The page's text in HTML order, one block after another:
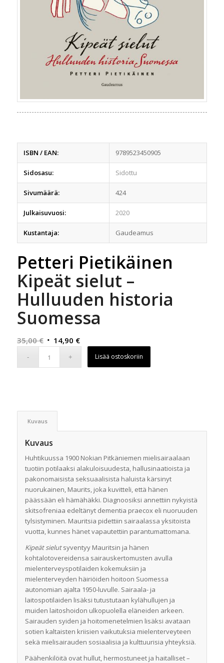
ISBN / EAN: 9789523450905
Sidosasu: Sidottu
Sivumäärä: 424
Julkaisuvuosi: 2020
Kustantaja: Gaudeamus
Petteri Pietikäinen
Kipeät sielut –
Hulluuden historia
Suomessa
35,00€ Alkuperäinen
14,90 €Nykyinen
Lisää ostoskoriin
Kuvaus
Kuvaus
Huhtikuussa 1900 Nokian Pitkäniemen mielisairaalaan
tuotiin potilaaksi alakuloisuudesta, hallusinaatioista ja
pakonomaisista seksuaalisista haluista kärsinyt
nuorukainen, Maurits, joka kuvitteli, että hänen
päässään eli hämähäkki. Diagnoosiksi annettiin nykyistä
skitsofreniaa edeltänyt dementia praecox eli nuoruuden
tylsistyminen. Mauritsia pidettiin sairaalassa yksitoista
vuotta, kunnes hänet vapautettiin parantumattomana.
Kipeät sielutsyventyy Mauritsin ja hänen
kohtalotovereidensa sairauskertomusten avulla
mielenterveyspotilaiden kokemuksiin ja
mielenterveyden häiriöiden hoitoon Suomessa
autonomian ajalta 1950-luvulle. Sairaala- ja
laitospotilaiden lisäksi tutustutaan kylähullujen ja
muiden laitoshoidon ulkopuolella eläneiden arkeen.
Sairauden syiden ja hoitomenetelmien lisäksi avataan
sotien kaltaisten kriisien vaikutuksia mielenterveyteen
sekä mielisairauden sosiaalisia ja kulttuurisia yhteyksiä.
Päähenkilöitä ovat hullut, hermostuneet ja haitalliset –